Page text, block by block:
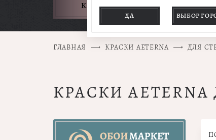
ДА ВЫБОР
КАТАЛОГ ТОВАРОВ
ГЛАВНАЯ КРАСКИ AETERNA ДЛЯ
КРАСКИ